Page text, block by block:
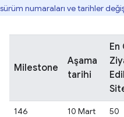
sürüm numaraları ve tarihler
Milestone
Aşama
tarihi
En
146
10 Mart
50